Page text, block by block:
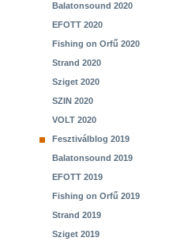
Balatonsound 2020
EFOTT 2020
Fishing on Orfű 2020
Strand 2020
Sziget 2020
SZIN 2020
VOLT 2020
Fesztiválblog 2019
Balatonsound 2019
EFOTT 2019
Fishing on Orfű 2019
Strand 2019
Sziget 2019